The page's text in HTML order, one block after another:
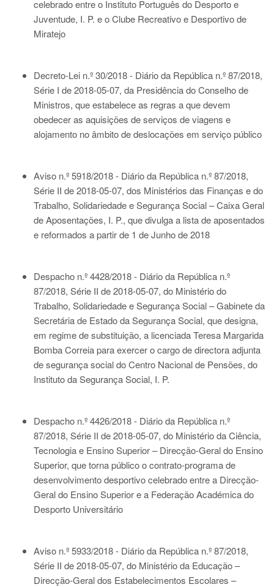
celebrado entre o Instituto Português do Desporto e
Juventude, I. P. e o Clube Recreativo e Desportivo de
Miratejo
Decreto-Lei n.º 30/2018 - Diário da República n.º 87/2018,
Série I de 2018-05-07, da Presidência do Conselho de
Ministros, que estabelece as regras a que devem
obedecer as aquisições de serviços de viagens e
alojamento no âmbito de deslocações em serviço público
Aviso n.º 5918/2018 - Diário da República n.º 87/2018,
Série II de 2018-05-07, dos Ministérios das Finanças e do
Trabalho, Solidariedade e Segurança Social – Caixa Geral
de Aposentações, I. P., que divulga a lista de aposentados
e reformados a partir de 1 de Junho de 2018
Despacho n.º 4428/2018 - Diário da República n.º
87/2018, Série II de 2018-05-07, do Ministério do
Trabalho, Solidariedade e Segurança Social – Gabinete da
Secretária de Estado da Segurança Social, que designa,
em regime de substituição, a licenciada Teresa Margarida
Bomba Correia para exercer o cargo de directora adjunta
de segurança social do Centro Nacional de Pensões, do
Instituto da Segurança Social, I. P.
Despacho n.º 4426/2018 - Diário da República n.º
87/2018, Série II de 2018-05-07, do Ministério da Ciência,
Tecnologia e Ensino Superior – Direcção-Geral do Ensino
Superior, que torna público o contrato-programa de
desenvolvimento desportivo celebrado entre a Direcção-
Geral do Ensino Superior e a Federação Académica do
Desporto Universitário
Aviso n.º 5933/2018 - Diário da República n.º 87/2018,
Série II de 2018-05-07, do Ministério da Educação –
Direcção-Geral dos Estabelecimentos Escolares –